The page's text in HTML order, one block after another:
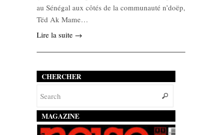
au Sénégal aux côtés de la communauté n’doëp,
Tëd Ak Mame…
Lire la suite →
CHERCHER
MAGAZINE